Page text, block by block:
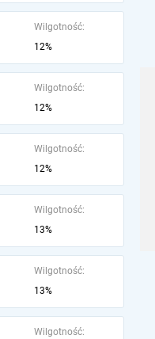
Wilgotność:
12%
Wilgotność:
12%
Wilgotność:
12%
Wilgotność:
13%
Wilgotność:
13%
Wilgotność: